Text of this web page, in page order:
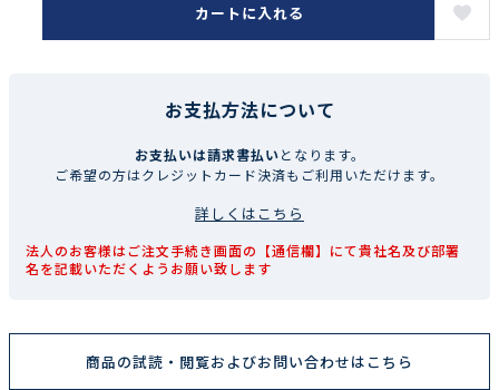
カートに入れる
お支払方法について
お支払いは請求書払いとなります。
ご希望の方はクレジットカード決済もご利用いただけます。
詳しくはこちら
法人のお客様はご注文手続き画面の【通信欄】にて貴社名及び部署
名を記載いただくようお願い致します
商品の試読・閲覧およびお問い合わせはこちら